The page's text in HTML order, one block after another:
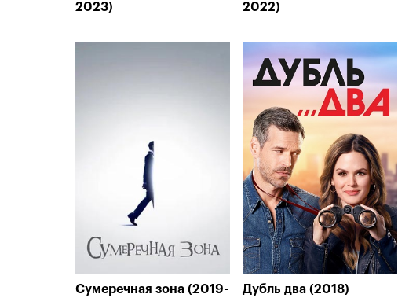
2023)
2022)
Сумеречная зона (2019-
Дубль два (2018)